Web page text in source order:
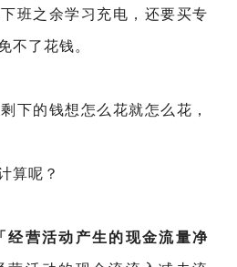
班之余学习充电，还要买专
不了花钱。
下的钱想怎么花就怎么花，
算呢？
「经营活动产生的现金流量净